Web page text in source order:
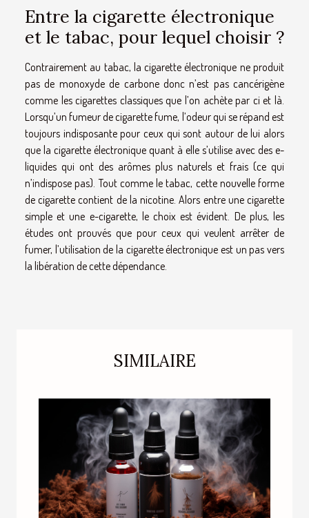
Entre la cigarette électronique
et le tabac, pour lequel choisir ?
Contrairement au tabac, la cigarette électronique ne produit
pas de monoxyde de carbone donc n’est pas cancérigène
comme les cigarettes classiques que l’on achète par ci et là.
Lorsqu’un fumeur de cigarette fume, l’odeur qui se répand est
toujours indisposante pour ceux qui sont autour de lui alors
que la cigarette électronique quant à elle s’utilise avec des e-
liquides qui ont des arômes plus naturels et frais (ce qui
n’indispose pas). Tout comme le tabac, cette nouvelle forme
de cigarette contient de la nicotine. Alors entre une cigarette
simple et une e-cigarette, le choix est évident. De plus, les
études ont prouvés que pour ceux qui veulent arrêter de
fumer, l’utilisation de la cigarette électronique est un pas vers
la libération de cette dépendance.
SIMILAIRE